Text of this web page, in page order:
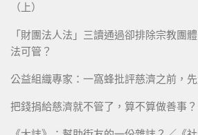
（上）
「財團法人法」三讀通過卻排除宗教團
法可管？
公益組織專家：一窩蜂批評慈濟之前，
把錢捐給慈濟就不管了，算不算做善事？